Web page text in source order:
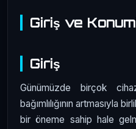
Giriş ve
Giriş
Günümüzde birçok
bağımlılığının artmasıyla
bir öneme sahip hale